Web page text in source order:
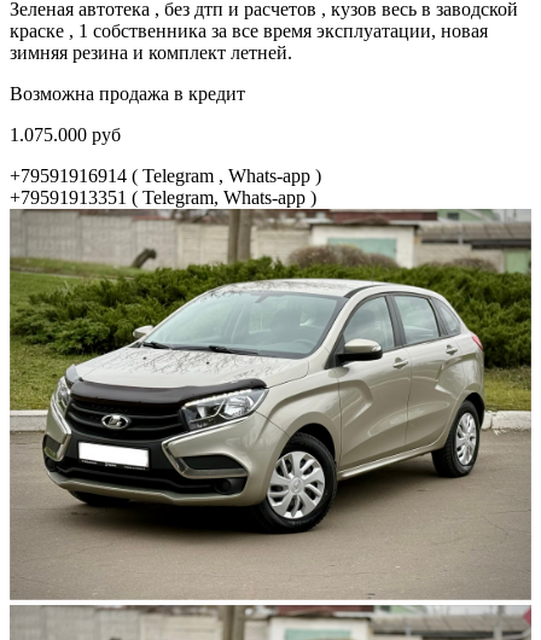
Зеленая автотека , без дтп и расчетов , кузов весь в заводской
краске , 1 собственника за все время эксплуатации, новая
зимняя резина и комплект летней.
Возможна продажа в кредит
1.075.000 руб
+79591916914 ( Telegram , Whats-app )
+79591913351 ( Telegram, Whats-app )